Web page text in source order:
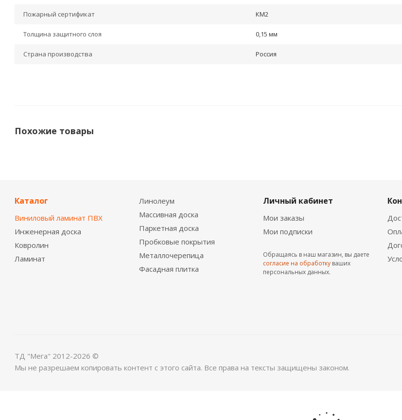
Пожарный сертификат КМ2
Толщина защитного слоя 0,15 мм
Страна производства Россия
Похожие товары
Виниловый ламинат SPC Stepton Timeless Classic Орех Светлый
руб./м2
Виниловый пол StoneWood
Каталог
Виниловый ламинат ПВХ
Инженерная доска
Ковролин
Ламинат
Линолеум
Массивная доска
Паркетная доска
Пробковые покрытия
Металлочерепица
Фасадная плитка
Личный кабинет
Мои заказы
Мои подписки
Обращаясь в наш магазин, вы даете
согласие на обработку ваших
персональных данных.
ТД "Мега" 2012-2026 ©
Мы не разрешаем копировать контент с этого сайта. Все права на тексты защищены законом.